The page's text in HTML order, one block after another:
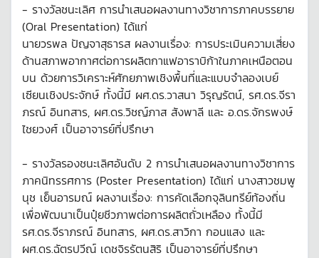
- รางวัลชนะเลิศ การนำเสนอผลงานทางวิชาการภาคบรรยาย
(Oral Presentation) ได้แก่
นายวรพล ปัญจาสุธารส ผลงานเรื่อง: การประเมินความเสี่ยง
ด้านสภาพอากาศต่อการผลิตกาแฟอาราบิก้าในภาคเหนือตอน
บน ด้วยการวิเคราะห์ศักยภาพเชิงพื้นที่และแบบจำลองเบย์
เซียนเชิงประจักษ์ ทั้งนี้มี ผศ.ดร.วาสนา วิรุญรัตน์, รศ.ดร.จีรา
ภรณ์ อินทสาร, ผศ.ดร.วิชญ์ภาส สังพาลี และ อ.ดร.จักรพงษ์
ไชยวงศ์ เป็นอาจารย์ที่ปรึกษา
- รางวัลรองชนะเลิศอันดับ 2 การนำเสนอผลงานทางวิชาการ
ภาคนิทรรศการ (Poster Presentation) ได้แก่ นางสาวชมพู
นุช เย็นอารมณ์ ผลงานเรื่อง: การคัดเลือกจุลินทรีย์ท้องถิ่น
เพื่อพัฒนาเป็นปุ๋ยชีวภาพต่อการผลิตถั่วเหลือง ทั้งนี้มี
รศ.ดร.จีราภรณ์ อินทสาร, ผศ.ดร.สาวิกา กอนแสง และ
ผศ.ดร.ฉัตรปวีณ์ เดชจิรรัตนสิริ เป็นอาจารย์ที่ปรึกษา